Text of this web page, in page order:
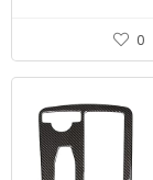
0